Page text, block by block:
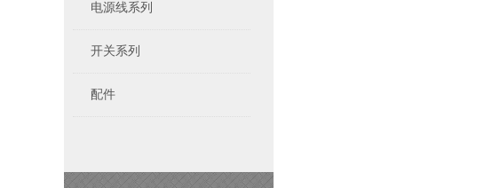
电源线系列
开关系列
配件